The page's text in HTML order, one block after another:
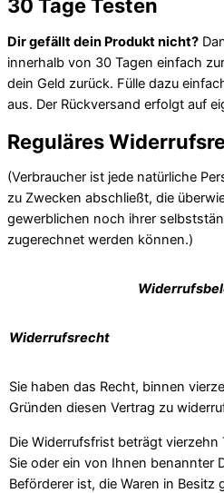
30 Tage Testen
Dir gefällt dein Produkt nicht?
innerhalb von 30 Tagen einfach
dein Geld zurück. Fülle dazu
aus. Der Rückversand erfolgt auf
Reguläres
(Verbraucher ist jede natürliche
zu Zwecken abschließt, die
gewerblichen noch ihrer
zugerechnet werden können.)
Widerrufsrecht
Sie haben das Recht, binnen
Gründen diesen Vertrag zu
Die Widerrufsfrist beträgt vierzehn
Sie oder ein von Ihnen benannter
Beförderer ist, die Waren in